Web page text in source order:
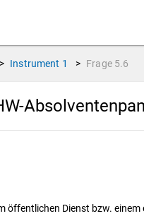
> Instrument 1 > Frage 5.6
öffentlichen Dienst bzw.